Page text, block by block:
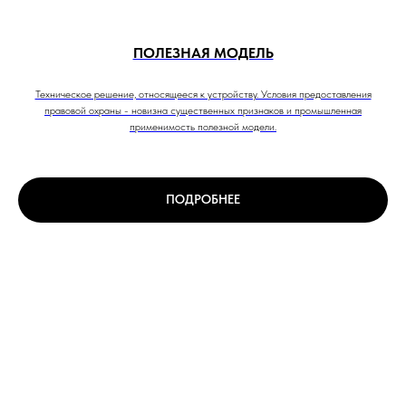
ПОЛЕЗНАЯ МОДЕЛЬ
Техническое решение, относящееся к устройству. Условия предоставления
правовой охраны - новизна существенных признаков и промышленная
применимость полезной модели.
ПОДРОБНЕЕ